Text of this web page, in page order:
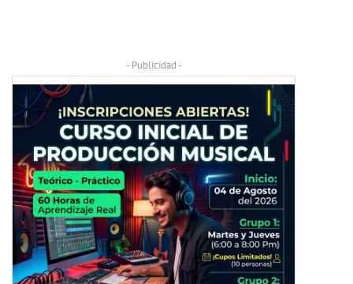
- Publicidad -